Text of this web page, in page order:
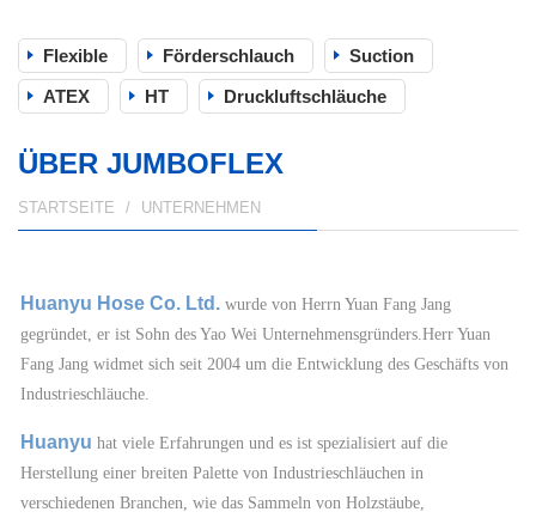
Flexible Förderschlauch
Suction
ATEX
HT Druckluftschläuche
ÜBER JUMBOFLEX
STARTSEITE UNTERNEHMEN
Huanyu Hose Co. Ltd. wurde von Herrn Yuan Fang Jang
gegründet, er ist Sohn des Yao Wei Unternehmensgründers. Herr Yuan
Fang Jang widmet sich seit 2004 um die Entwicklung des Geschäfts von
Industrieschläuche.
Huanyu hat viele Erfahrungen und es ist spezialisiert auf die
Herstellung einer breiten Palette von Industrieschläuchen in
verschiedenen Branchen, wie das Sammeln von Holzstäube,